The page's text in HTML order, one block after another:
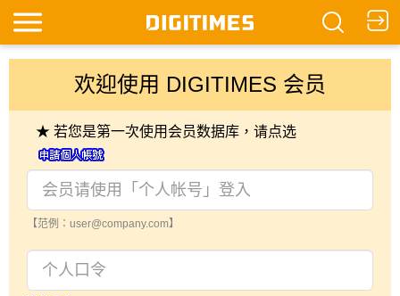
欢迎使用 DIGITIMES 会员
★ 若您是第一次使用会员数据库，请点选
【范例：user@company.com】